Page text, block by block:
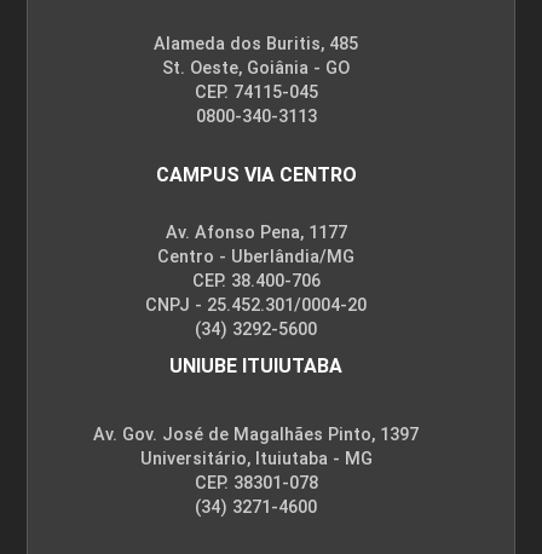
Alameda dos Buritis, 485
St. Oeste, Goiânia - GO
CEP. 74115-045
0800-340-3113
CAMPUS VIA CENTRO
Av. Afonso Pena, 1177
Centro - Uberlândia/MG
CEP. 38.400-706
CNPJ - 25.452.301/0004-20
(34) 3292-5600
UNIUBE ITUIUTABA
Av. Gov. José de Magalhães Pinto, 1397
Universitário, Ituiutaba - MG
CEP. 38301-078
(34) 3271-4600